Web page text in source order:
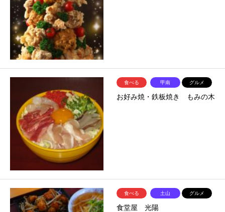
食べる 甲南 グルメ
お好み焼・鉄板焼き もみの木
食べる 土山 グルメ
食堂屋 光陽